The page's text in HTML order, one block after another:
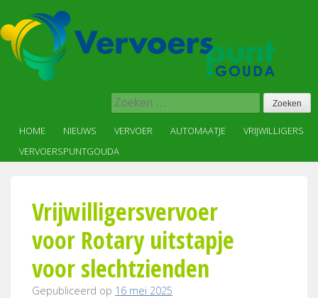
to
content
maat
voor
Zoeken
naar:
HOME NIEUWS VERVOER AUTOMAATJE
VRIJWILLIGERS
VERVOERSPUNTGOUDA
Vrijwilligersvervoer
voor Rotary uitstapje
voor slechtzienden
Gepubliceerd op 16 mei 2025